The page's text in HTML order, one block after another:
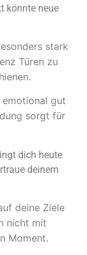
könnte neue
stark
Türen zu
emotional gut
sorgt für
dich heute
deinem
deine Ziele
nicht mit
Moment.